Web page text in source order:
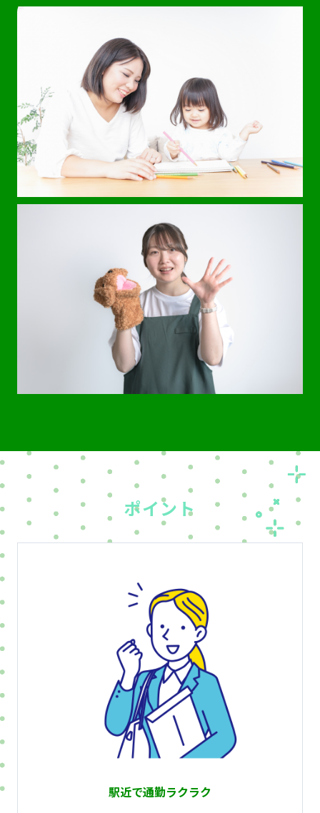
ポイント
駅近で通勤ラクラク